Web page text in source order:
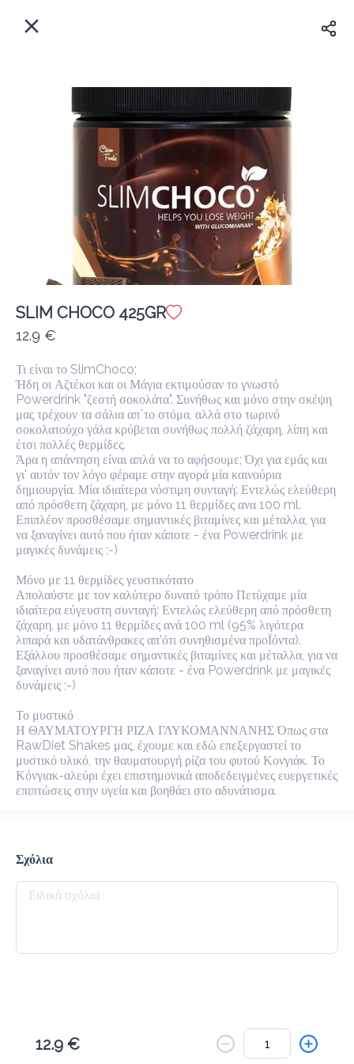
Συνδεθείτε
Coffeebrands Λεωφ. Στρατού 9-5
προ-παραγγελία • Κριτικές
κλειστό
Όλες
Πίσω
SLIM CHOCO 425GR
12.9 €
Τι είναι το SlimChoco;
Ήδη οι Αζτέκοι και οι Μάγια εκτιμούσαν το γνωστό
Powerdrink "ζεστή σοκολάτα". Συνήθως και μόνο στην σκέψη
μας τρέχουν τα σάλια απ΄το στόμα, αλλά στο τωρινό
σοκολατούχο γάλα κρύβεται συνήθως πολλή ζάχαρη, λίπη και
έτσι πολλές θερμίδες.
Άρα η απάντηση είναι απλά να το αφήσουμε; Όχι για εμάς και
γι' αυτόν τον λόγο φέραμε στην αγορά μία καινούρια
δημιουργία. Μία ιδιαίτερα νόστιμη συνταγή: Εντελώς ελεύθερη
από πρόσθετη ζάχαρη, με μόνο 11 θερμίδες ανα 100 ml.
Επιπλέον προσθέσαμε σημαντικές βιταμίνες και μέταλλα, για
να ξαναγίνει αυτό που ήταν κάποτε - ένα Powerdrink με
μαγικές δυνάμεις ;-)
Μόνο με 11 θερμίδες γευστικότατο
Απολαύστε με τον καλύτερο δυνατό τρόπο Πετύχαμε μία
ιδιαίτερα εύγευστη συνταγή: Εντελώς ελεύθερη από πρόσθετη
ζάχαρη, με μόνο 11 θερμίδες ανά 100 ml (95% λιγότερα
λιπαρά και υδατάνθρακες απ'ότι συνηθισμένα προΪόντα).
Εξάλλου προσθέσαμε σημαντικές βιταμίνες και μέταλλα, για να
ξαναγίνει αυτό που ήταν κάποτε - ένα Powerdrink με μαγικές
δυνάμεις ;-)
Το μυστικό
Η ΘΑΥΜΑΤΟΥΡΓΗ ΡΙΖΑ ΓΛΥΚΟΜΑΝΝΑΝΗΣ Όπως στα
RawDiet Shakes μας, έχουμε και εδώ επεξεργαστεί το
μυστικό υλικό, την θαυματουργή ρίζα του φυτού Κονγιάκ. Το
Κόνγιακ-αλεύρι έχει επιστημονικά αποδεδειγμένες ευεργετικές
επιπτώσεις στην υγεία και βοηθάει στο αδυνάτισμα.
Σχόλια
12.9 €